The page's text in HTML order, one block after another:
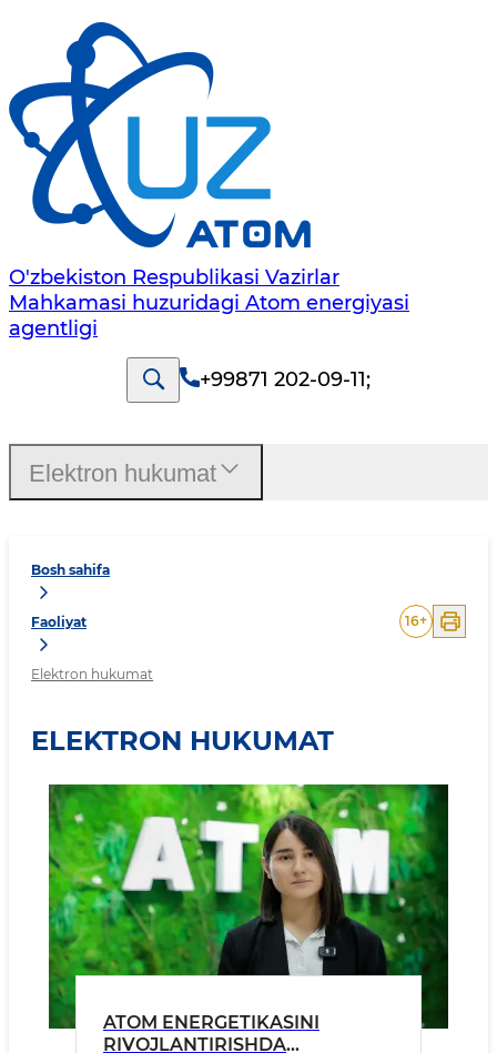
O'zbekiston Respublikasi Vazirlar
Mahkamasi huzuridagi Atom energiyasi
agentligi
+99871 202-09-11;
Bosh sahifa
Faoliyat
Elektron hukumat
16+
ELEKTRON HUKUMAT
ATOM ENERGETIKASINI
RIVOJLANTIRISHDA
Elektron hukumat